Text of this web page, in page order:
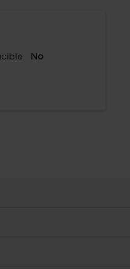
No
número última lista
con 5 puertas,
asientos delanteros